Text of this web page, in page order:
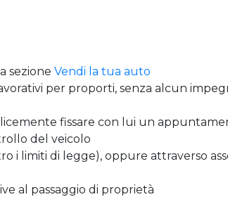
sezione Vendi la tua auto
per proporti, senza alcun
fissare con lui un
del veicolo
i limiti di legge), oppure attraverso
al passaggio di proprietà